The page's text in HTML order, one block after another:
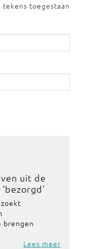
tekens toegestaan
uit de
brengen
Lees meer